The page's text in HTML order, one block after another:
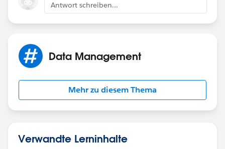
Antwort schreiben...
Data Management
Mehr zu diesem Thema
Verwandte Lerninhalte